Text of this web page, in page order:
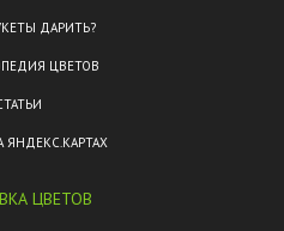
ДАРИТЬ?
ЦВЕТОВ
ЯНДЕКС.КАРТАХ
ЦВЕТОВ